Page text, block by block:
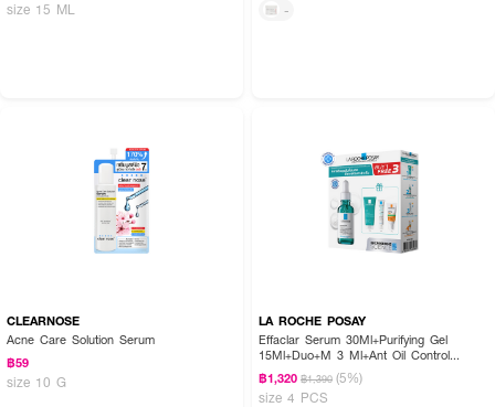
size 15 ML
-
CLEARNOSE
Acne Care Solution Serum
฿59
size 10 G
LA ROCHE POSAY
Effaclar Serum 30Ml+Purifying Gel
15Ml+Duo+M 3 Ml+Ant Oil Control
Cream 3 Ml
฿1,320 ฿1,390 (5%)
size 4 PCS